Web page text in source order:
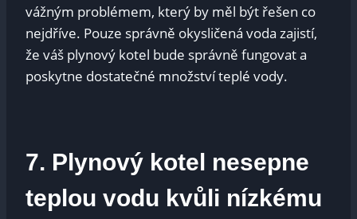
vážným problémem, který by měl být řešen co
nejdříve. Pouze správně okysličená voda zajistí,
že váš plynový kotel bude správně fungovat a
poskytne dostatečné množství teplé vody.
7. Plynový kotel nesepne
teplou vodu kvůli nízkému